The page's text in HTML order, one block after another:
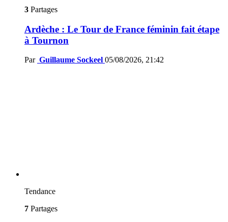
3 Partages
Ardèche : Le Tour de France féminin fait étape
à Tournon
Par Guillaume Sockeel 05/08/2026, 21:42
Tendance
7 Partages